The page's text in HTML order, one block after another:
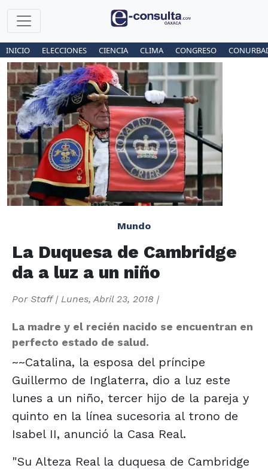
INICIO ELECCIONES CIENCIA CLIMA CONGRESO
Mundo
La Duquesa de Cambridge
da a luz a un niño
Por Staff| Lunes, Abril 23, 2018 |
La madre y el recién nacido se encuentran en
perfecto estado de salud.
~~Catalina, la esposa del príncipe
Guillermo de Inglaterra, dio a luz este
lunes a un niño, tercer hijo de la pareja y
quinto en la línea sucesoria al trono de
Isabel II, anunció la Casa Real.
"Su Alteza Real la duquesa de Cambridge